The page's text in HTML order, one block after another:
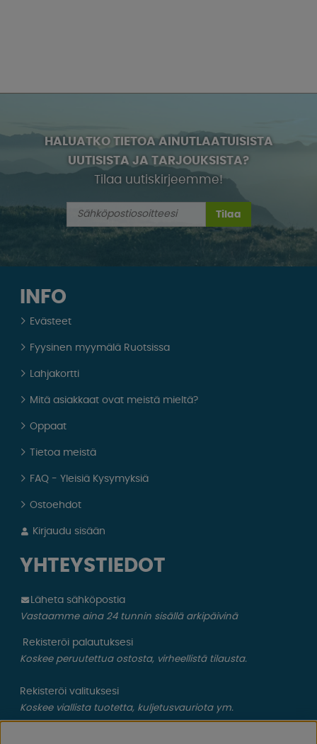
HALUATKO TIETOA AINUTLAATUISISTA
UUTISISTA JA TARJOUKSISTA?
Tilaa uutiskirjeemme!
Tilaa
INFO
Evästeet
Fyysinen myymälä Ruotsissa
Lahjakortti
Mitä asiakkaat ovat meistä mieltä?
Oppaat
Tietoa meistä
FAQ - Yleisiä Kysymyksiä
Ostoehdot
Kirjaudu sisään
YHTEYSTIEDOT
Läheta sähköpostia
Vastaamme aina 24 tunnin sisällä arkipäivinä
Rekisteröi palautuksesi
Koskee peruutettua ostosta, virheellistä tilausta.
Rekisteröi valituksesi
Koskee viallista tuotetta, kuljetusvauriota ym.